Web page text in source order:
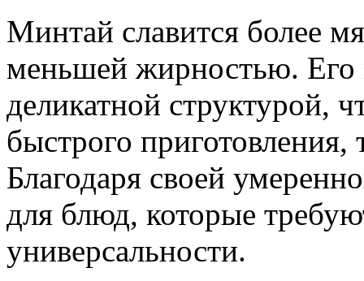
Минтай славится более
меньшей жирностью. Его
деликатной структурой,
быстрого приготовления,
Благодаря своей
для блюд, которые
универсальности.